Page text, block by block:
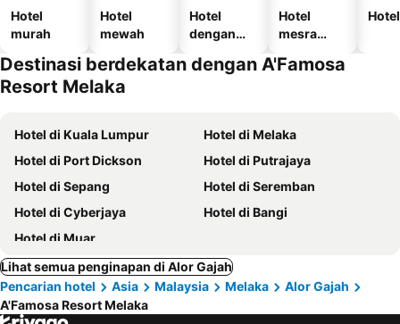
Hotel
murah
Hotel
mewah
Hotel
dengan
Hotel
mesra
kesayanga
Destinasi berdekatan dengan A'Famosa
Resort Melaka
Hotel di Kuala Lumpur
Hotel di Melaka
Hotel di Port Dickson
Hotel di Putrajaya
Hotel di Sepang
Hotel di Seremban
Hotel di Cyberjaya
Hotel di Bangi
Hotel di Muar
Lihat semua penginapan di Alor Gajah
Pencarian hotel
Asia Malaysia Melaka
Alor Gajah
A'Famosa Resort Melaka